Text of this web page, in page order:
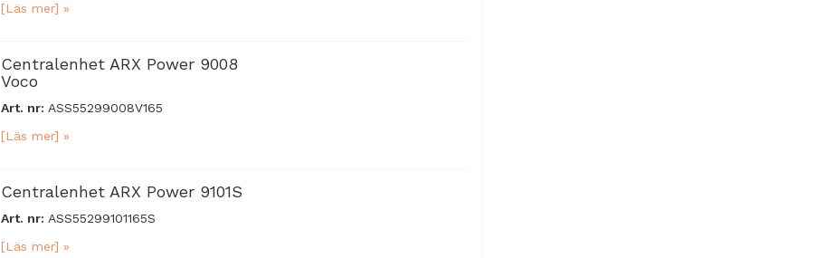
[Läs mer] »
Centralenhet ARX Power 9008
Voco
Art. nr: ASS55299008V165
[Läs mer] »
Centralenhet ARX Power 9101S
Art. nr: ASS55299101165S
[Läs mer] »